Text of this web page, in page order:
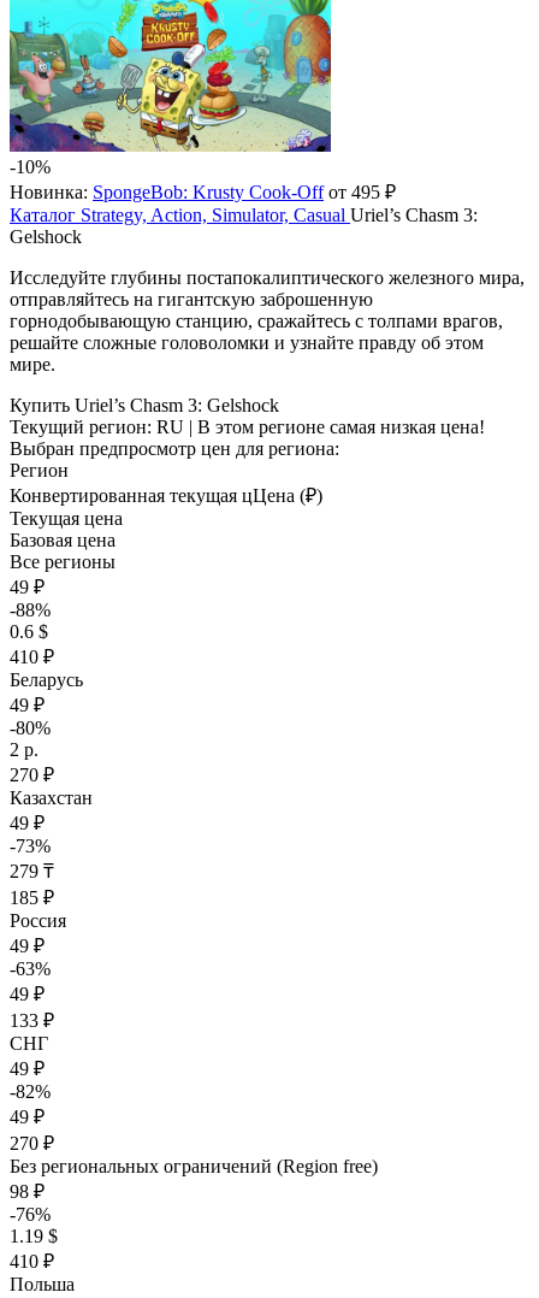
-10%
Новинка: SpongeBob: Krusty Cook-Offот 495 ₽
Каталог Strategy, Action, Simulator, Casual Uriel’s Chasm 3:
Gelshock
Исследуйте глубины постапокалиптического железного мира,
отправляйтесь на гигантскую заброшенную
горнодобывающую станцию, сражайтесь с толпами врагов,
решайте сложные головоломки и узнайте правду об этом
мире.
Купить Uriel’s Chasm 3: Gelshock
Текущий регион: RU | В этом регионе самая низкая цена!
Выбран предпросмотр цен для региона:
Регион
Конвертированная текущая цЦена (₽)
Текущая цена
Базовая цена
Все регионы
49 ₽
-88%
0.6 $
410 ₽
Беларусь
49 ₽
-80%
2 р.
270 ₽
Казахстан
49 ₽
-73%
279 ₸
185 ₽
Россия
49 ₽
-63%
49 ₽
133 ₽
СНГ
49 ₽
-82%
49 ₽
270 ₽
Без региональных ограничений (Region free)
98 ₽
-76%
1.19 $
410 ₽
Польша